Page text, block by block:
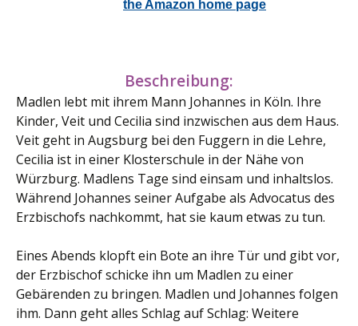
Beschreibung:
Madlen lebt mit ihrem Mann Johannes in Köln. Ihre
Kinder, Veit und Cecilia sind inzwischen aus dem Haus.
Veit geht in Augsburg bei den Fuggern in die Lehre,
Cecilia ist in einer Klosterschule in der Nähe von
Würzburg. Madlens Tage sind einsam und inhaltslos.
Während Johannes seiner Aufgabe als Advocatus des
Erzbischofs nachkommt, hat sie kaum etwas zu tun.
Eines Abends klopft ein Bote an ihre Tür und gibt vor,
der Erzbischof schicke ihn um Madlen zu einer
Gebärenden zu bringen. Madlen und Johannes folgen
ihm. Dann geht alles Schlag auf Schlag: Weitere